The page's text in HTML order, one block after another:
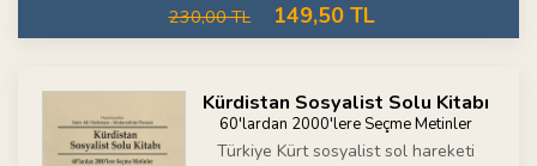
230,00 TL 149,50 TL
Kürdistan Sosyalist Solu Kitabı
60'lardan 2000'lere Seçme Metinler
Türkiye Kürt sosyalist sol hareketi